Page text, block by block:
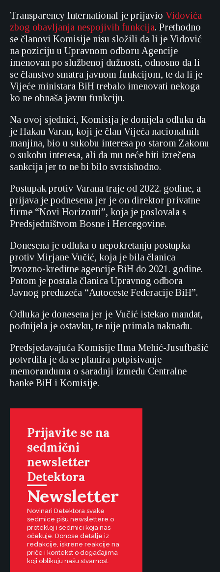
Transparency International je prijavio Vidovića
zbog obavljanja nespojivih funkcija. Prethodno
se članovi Komisije nisu složili da li je Vidović
na poziciju u Upravnom odboru Agencije
imenovan po službenoj dužnosti, odnosno da li
se članstvo smatra javnom funkcijom, te da li je
Vijeće ministara BiH trebalo imenovati nekoga
ko ne obnaša javnu funkciju.
Na ovoj sjednici, Komisija je donijela odluku da
je Hakan Varan, koji je član Vijeća nacionalnih
manjina, bio u sukobu interesa po starom Zakonu
o sukobu interesa, ali da mu neće biti izrečena
sankcija jer to ne bi bilo svrsishodno.
Postupak protiv Varana traje od 2022. godine, a
prijava je podnesena jer je on direktor privatne
firme “Novi Horizonti”, koja je poslovala s
Predsjedništvom Bosne i Hercegovine.
Donesena je odluka o nepokretanju postupka
protiv Mirjane Vučić, koja je bila članica
Izvozno-kreditne agencije BiH do 2021. godine.
Potom je postala članica Upravnog odbora
Javnog preduzeća “Autoceste Federacije BiH”.
Odluka je donesena jer je Vučić istekao mandat,
podnijela je ostavku, te nije primala naknadu.
Predsjedavajuća Komisije Ilma Mehić-Jusufbašić
potvrdila je da se planira potpisivanje
memoranduma o saradnji između Centralne
banke BiH i Komisije.
Prijavite se na
sedmični
newsletter
Detektora
Newsletter
Novinari Detektora svake
sedmice pišu newslettere o
protekloj i sedmici koja nas
očekuje. Donose detalje iz
redakcije, iskrene reakcije na
priče i kontekst o događajima
koji oblikuju našu stvarnost.